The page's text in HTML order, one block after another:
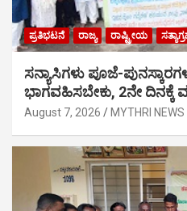
ಪ್ರತಿಭಟನೆ ರಾಜ್ಯ ರಾಷ್ಟ್ರೀಯ
ಸನ್ಯಾಸಿಗಳು ಪೂಜೆ-
ಭಾಗವಹಿಸಬೇಕು, 2ನೇ ದಿನಕ್ಕೆ
August 7, 2026 MYTHRI NEWS